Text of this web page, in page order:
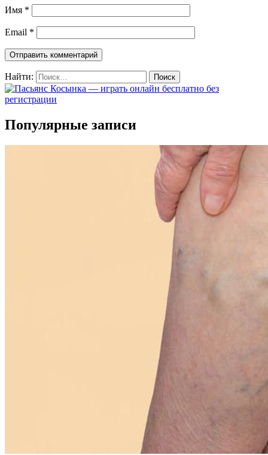
Имя *
Email *
Найти:
Популярные записи